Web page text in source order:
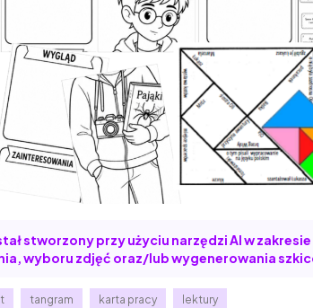
stworzony przy użyciu narzędzi AI w
wyboru zdjęć oraz/lub wygenerowania
tangram karta pracy lektury